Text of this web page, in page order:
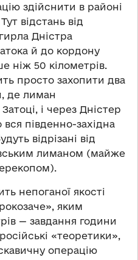
здійснити в районі
відстань від
Дністра
й до кордону
ніж 50 кілометрів.
просто захопити два
де лиман
і через Дністер
південно-західна
відрізані від
лиманом (майже
непоганої якості
яким
— завдання години
«теоретики»,
операцію